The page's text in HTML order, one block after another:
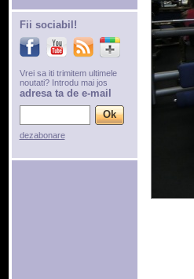
Fii sociabil!
Vrei sa iti trimitem ultimele
noutati? Introdu mai jos
adresa ta de e-mail
dezabonare